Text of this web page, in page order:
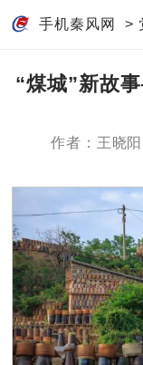
手机秦风网 >
“煤城”新故
作者：王晓